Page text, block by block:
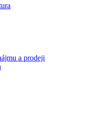
a prodeji